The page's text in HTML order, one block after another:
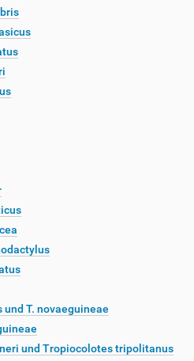
T. novaeguineae
und Tropiocolotes tripolitanus